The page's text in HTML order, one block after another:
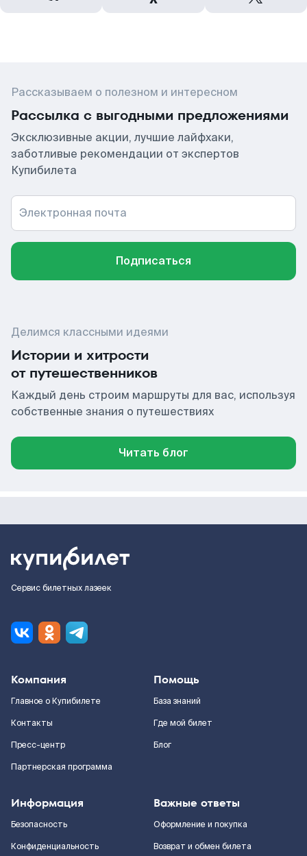
Рассказываем о полезном и интересном
Рассылка с выгодными предложениями
Эксклюзивные акции, лучшие лайфхаки,
заботливые рекомендации от экспертов
Купибилета
Электронная почта
Подписаться
Делимся классными идеями
Истории и хитрости
от путешественников
Каждый день строим маршруты для вас, используя
собственные знания о путешествиях
Читать блог
Сервис билетных лазеек
Компания
Главное о Купибилете
Контакты
Пресс-центр
Партнерская программа
Помощь
База знаний
Где мой билет
Блог
Информация
Безопасность
Конфиденциальность
Важные ответы
Оформление и покупка
Возврат и обмен билета